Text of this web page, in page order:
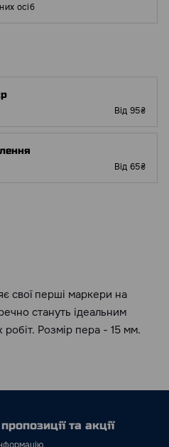
осіб
Від 95₴
Від 65₴
свої перші маркери на
стануть ідеальним
робіт. Розмір пера - 15 мм.
та акції